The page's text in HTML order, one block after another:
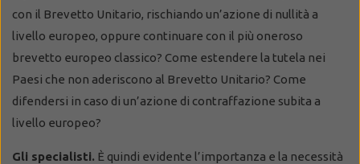
con il Brevetto Unitario, rischiando un’azione di nullità a
livello europeo, oppure continuare con il più oneroso
brevetto europeo classico? Come estendere la tutela nei
Paesi che non aderiscono al Brevetto Unitario? Come
difendersi in caso di un’azione di contraffazione subita a
livello europeo?
Gli specialisti. È quindi evidente l’importanza e la necessità